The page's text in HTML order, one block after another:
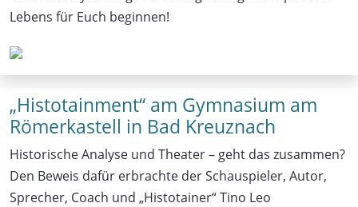
Lebens für Euch beginnen!
„Histotainment“ am Gymnasium am
Römerkastell in Bad Kreuznach
Historische Analyse und Theater – geht das zusammen?
Den Beweis dafür erbrachte der Schauspieler, Autor,
Sprecher, Coach und „Histotainer“ Tino Leo